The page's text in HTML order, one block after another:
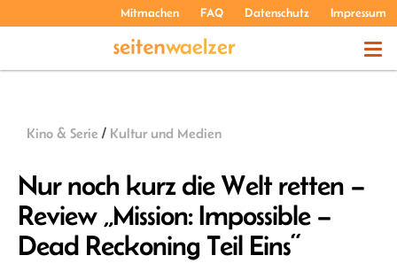
Mitmachen FAQ Datenschutz Impressum
ÜBER UNS
Kino & Serie / Kultur und Medien
Nur noch kurz die Welt retten –
Review „Mission: Impossible –
Dead Reckoning Teil Eins“